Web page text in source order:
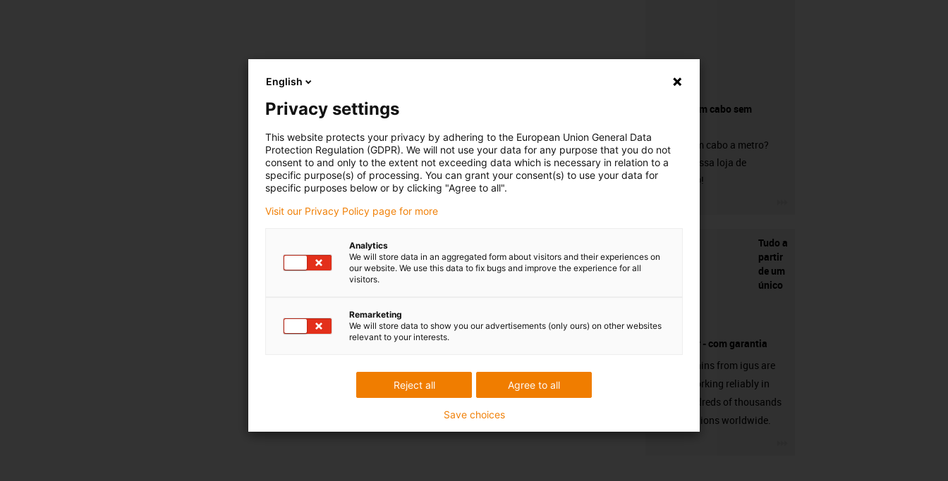
Comprar um cabo sem
Procura um cabo a metro?
Visite a nossa loja de
chainflex®!
Tudo a
partir
de um
único
fornecedor - com garantia
Energy chains from igus are
already working reliably in
many hundreds of thousands
of applications worldwide.
English
Privacy settings
This website protects your privacy by adhering to the European Union General Data
Protection Regulation (GDPR). We will not use your data for any purpose that you do not
consent to and only to the extent not exceeding data which is necessary in relation to a
specific purpose(s) of processing. You can grant your consent(s) to use your data for
specific purposes below or by clicking "Agree to all".
Visit our Privacy Policy page for more
Analytics
We will store data in an aggregated form about visitors and their experiences on
our website. We use this data to fix bugs and improve the experience for all
visitors.
Remarketing
We will store data to show you our advertisements (only ours) on other websites
relevant to your interests.
Agree to all
Reject all
Save choices